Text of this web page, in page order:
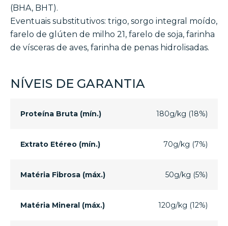
(BHA, BHT).
Eventuais substitutivos: trigo, sorgo integral moído,
farelo de glúten de milho 21, farelo de soja, farinha
de vísceras de aves, farinha de penas hidrolisadas.
NÍVEIS DE GARANTIA
Proteína Bruta (mín.) 180g/kg (18%)
Extrato Etéreo (mín.) 70g/kg (7%)
Matéria Fibrosa (máx.) 50g/kg (5%)
Matéria Mineral (máx.) 120g/kg (12%)